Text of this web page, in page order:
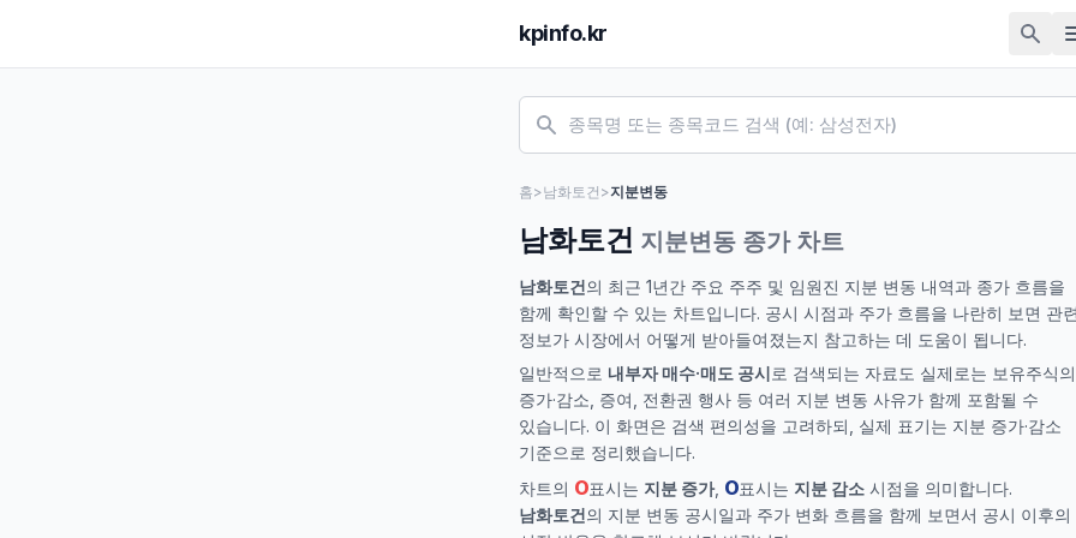
kpinfo.kr
홈>남화토건 >지분변동
남화토건 지분변동 종가 차트
남화토건의 최근 1년간 주요 주주 및 임원진 지분 변동 내역과 종가 흐름을
함께 확인할 수 있는 차트입니다. 공시 시점과 주가 흐름을 나란히 보면 관
정보가 시장에서 어떻게 받아들여졌는지 참고하는 데 도움이 됩니다.
일반적으로 내부자 매수·매도 공시로 검색되는 자료도 실제로는 보유주식의
증가·감소, 증여, 전환권 행사 등 여러 지분 변동 사유가 함께 포함될 수
있습니다. 이 화면은 검색 편의성을 고려하되, 실제 표기는 지분 증가·감소
기준으로 정리했습니다.
차트의 O표시는 지분 증가, O표시는 지분 감소 시점을 의미합니다.
남화토건의 지분 변동 공시일과 주가 변화 흐름을 함께 보면서 공시 이후의